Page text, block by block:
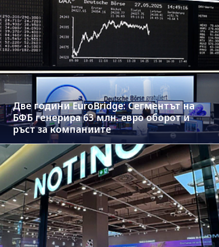
Две години EuroBridge: Сегментът на
БФБ генерира 63 млн. евро оборот и
ръст за компаниите